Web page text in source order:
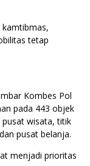
kamtibmas,
tetap
Kombes Pol
pada 443 objek
pusat wisata, titik
pusat belanja.
menjadi prioritas